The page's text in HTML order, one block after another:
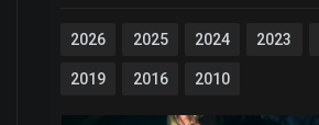
2026 2025 2024 2023
2019 2016 2010